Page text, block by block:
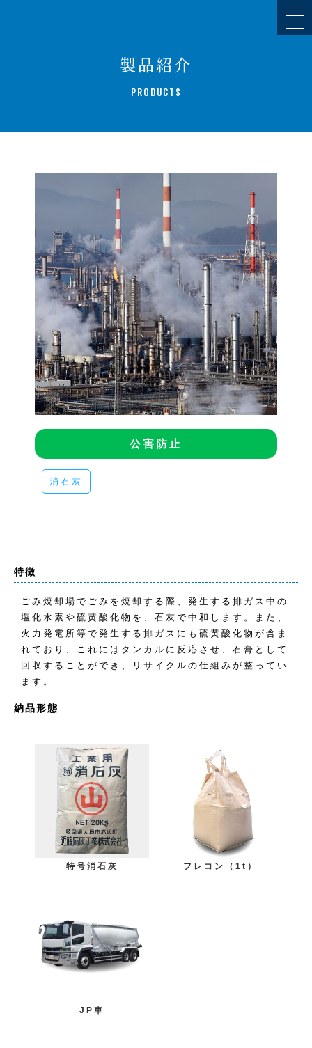
製品紹介
PRODUCTS
公害防止
消石灰
特徴
ごみ焼却場でごみを焼却する際、発生する排ガス中の
塩化水素や硫黄酸化物を、石灰で中和します。また、
火力発電所等で発生する排ガスにも硫黄酸化物が含ま
れており、これにはタンカルに反応させ、石膏として
回収することができ、リサイクルの仕組みが整ってい
ます。
納品形態
特号消石灰 フレコン（1t）
JP車